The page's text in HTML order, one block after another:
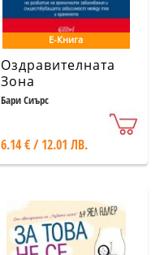
Е-Книга
Оздравителната
Зона
Бари Сиърс
6.14 € / 12.01 ЛВ.